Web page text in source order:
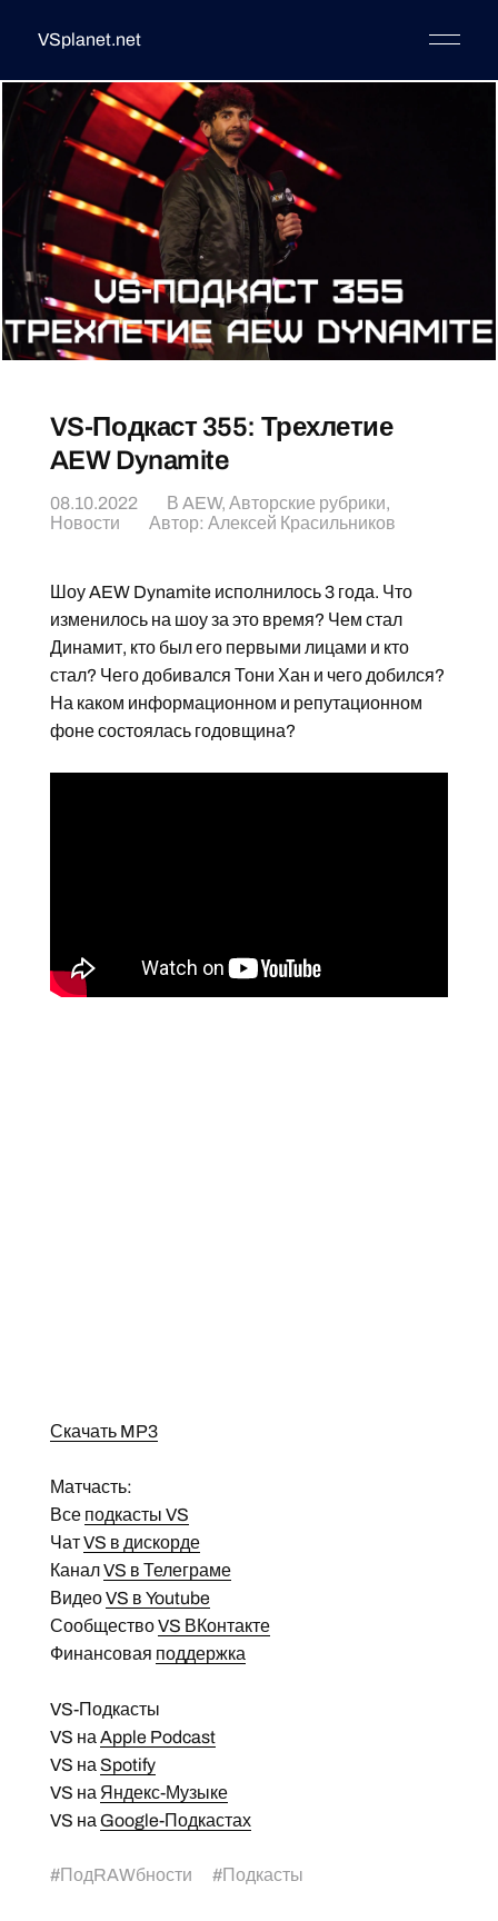
VSplanet.net
VS-Подкаст 355: Трехлетие
AEW Dynamite
08.10.2022 В AEW, Авторские рубрики,
Новости
Автор: Алексей Красильников
Шоу AEW Dynamite исполнилось 3 года. Что
изменилось на шоу за это время? Чем стал
Динамит, кто был его первыми лицами и кто
стал? Чего добивался Тони Хан и чего добился?
На каком информационном и репутационном
фоне состоялась годовщина?
Скачать MP3
Матчасть:
Все подкасты VS
ЧатVS в дискорде
КаналVS в Телеграме
ВидеоVS в Youtube
СообществоVS ВКонтакте
Финансовая поддержка
VS-Подкасты
VS на Apple Podcast
VS на Spotify
VS на Яндекс-Музыке
VS на Google-Подкастах
#ПодRAWбности #Подкасты